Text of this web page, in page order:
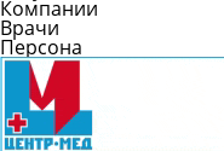
Компании
Врачи
Персона